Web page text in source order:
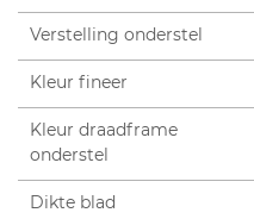
Verstelling onderstel
Kleur fineer
Kleur draadframe
onderstel
Dikte blad